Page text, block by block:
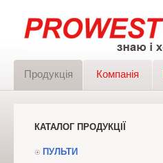
Продукція Компанія
КАТАЛОГ ПРОДУКЦІЇ
ПУЛЬТИ